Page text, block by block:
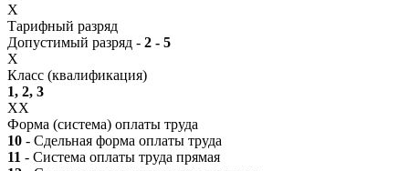
X
Тарифный разряд
Допустимый разряд - 2 - 5
X
Класс (квалификация)
1, 2, 3
XX
Форма (система) оплаты труда
10 - Сдельная форма оплаты труда
11 - Система оплаты труда прямая